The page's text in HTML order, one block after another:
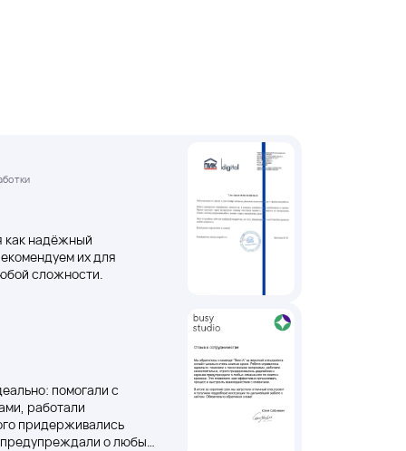
как надёжный
их для
сложности.
помогали с
работали
придерживались
о любых